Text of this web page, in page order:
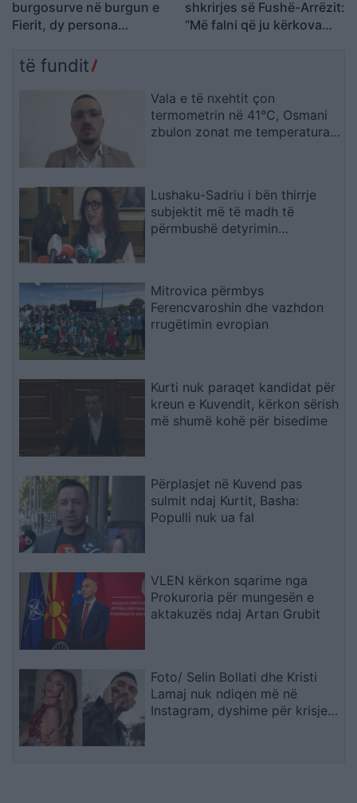
burgosurve në burgun e
Fierit, dy persona
shkrirjes së Fushë-Arrëzit:
“Më falni që ju kërkova
të fundit
Vala e të nxehtit çon
termometrin në 41°C, Osmani
zbulon zonat me temperaturat
Lushaku-Sadriu i bën thirrje
subjektit më të madh të
përmbushë detyrimin
Mitrovica përmbys
Ferencvaroshin dhe vazhdon
rrugëtimin evropian
Kurti nuk paraqet kandidat për
kreun e Kuvendit, kërkon sërish
më shumë kohë për bisedime
Përplasjet në Kuvend pas
sulmit ndaj Kurtit, Basha:
Populli nuk ua fal
VLEN kërkon sqarime nga
Prokuroria për mungesën e
aktakuzës ndaj Artan Grubit
Foto/ Selin Bollati dhe Kristi
Lamaj nuk ndiqen më në
Instagram, dyshime për krisje